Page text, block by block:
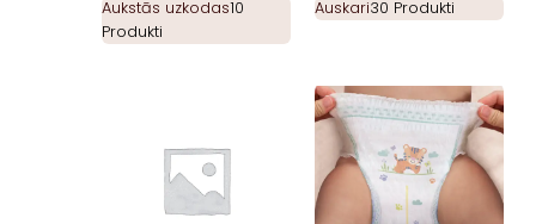
Aukstās uzkodas10
Produkti
Auskari30 Produkti